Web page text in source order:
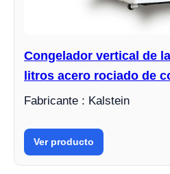
Congelador vertical de
litros acero rociado de
Fabricante : Kalstein
Ver producto